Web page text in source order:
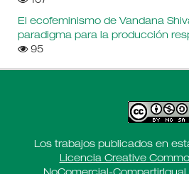
El ecofeminismo de Vandana
paradigma para la producción
95
Los trabajos publicados en
Licencia Creative